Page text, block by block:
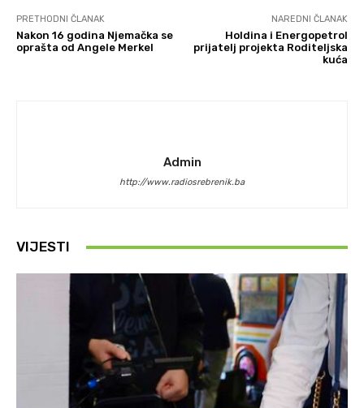
PRETHODNI ČLANAK
Nakon 16 godina Njemačka se
oprašta od Angele Merkel
NAREDNI ČLANAK
Holdina i Energopetrol
prijatelj projekta Roditeljska
kuća
Admin
http://www.radiosrebrenik.ba
VIJESTI